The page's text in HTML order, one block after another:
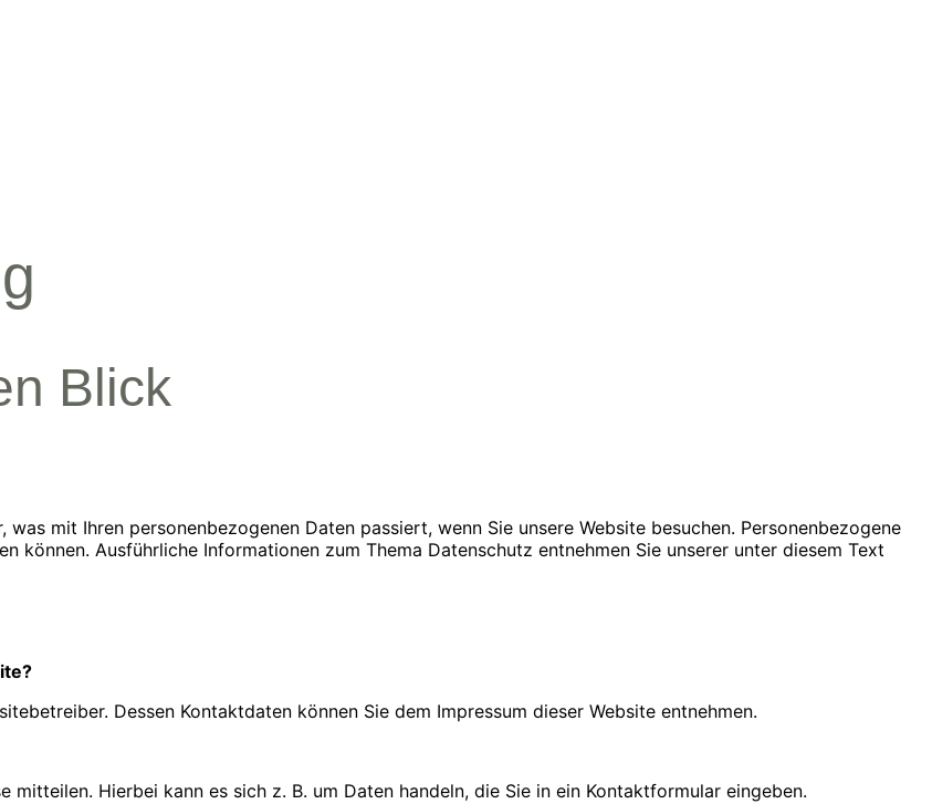
Blick
mit Ihren personenbezogenen Daten passiert, wenn Sie unsere Website besuchen. Personenbezogene
können. Ausführliche Informationen zum Thema Datenschutz entnehmen Sie unserer unter diesem Text
Dessen Kontaktdaten können Sie dem Impressum dieser Website entnehmen.
mitteilen. Hierbei kann es sich z. B. um Daten handeln, die Sie in ein Kontaktformular eingeben.